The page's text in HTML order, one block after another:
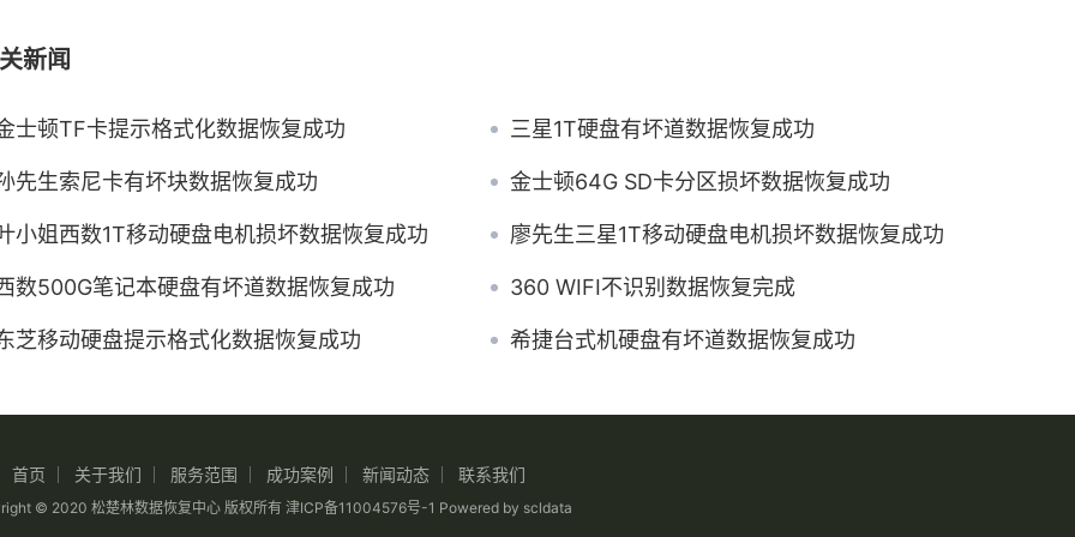
新闻
士顿TF卡提示格式化数据恢复成功 三星1T硬盘有坏道数据恢复成功
先生索尼卡有坏块数据恢复成功 金士顿64G SD卡分区损坏数据恢复成功
小姐西数1T移动硬盘电机损坏数据恢复成功 廖先生三星1T移动硬盘电机损坏数据恢复成功
数500G笔记本硬盘有坏道数据恢复成功 360 WIFI不识别数据恢复完成
芝移动硬盘提示格式化数据恢复成功 希捷台式机硬盘有坏道数据恢复成功
首页 关于我们 服务范围 成功案例 新闻动态 联系我们
© 2020 松楚林数据恢复中心 版权所有 津ICP备11004576号-1 Powered by scldata